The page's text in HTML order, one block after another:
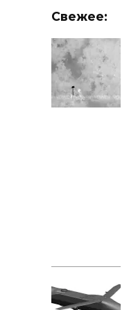
Свежее: